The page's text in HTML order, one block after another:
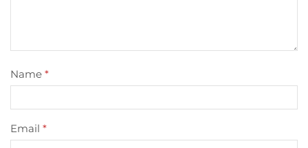
Name *
Email *